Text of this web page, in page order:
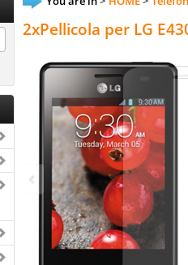
2xPellicola per LG